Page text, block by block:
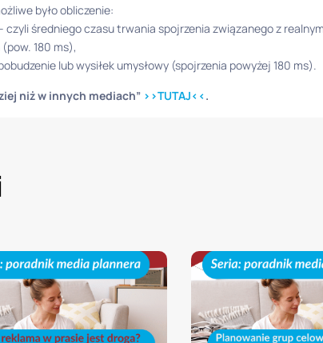
było obliczenie:
czyli średniego czasu trwania spojrzenia związanego z
180 ms),
lub wysiłek umysłowy (spojrzenia powyżej 180 ms).
niż w innych mediach” >>TUTAJ<<.